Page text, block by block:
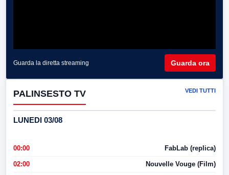
Guarda la diretta streaming Guarda ora
PALINSESTO TV VEDI TUTTI
LUNEDI 03/08
00:00 FabLab (replica)
02:00 Nouvelle Vouge (Film)